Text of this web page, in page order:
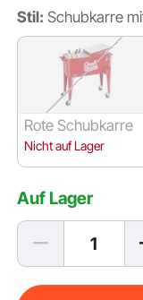
Stil: Schubkarre
Rote Schubkarre
Nicht auf Lager
Auf Lager